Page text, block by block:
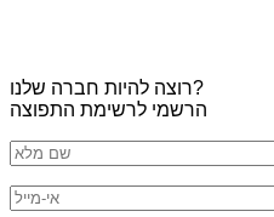
רוצה להיות חברה שלנו?
הרשמי לרשימת התפוצה